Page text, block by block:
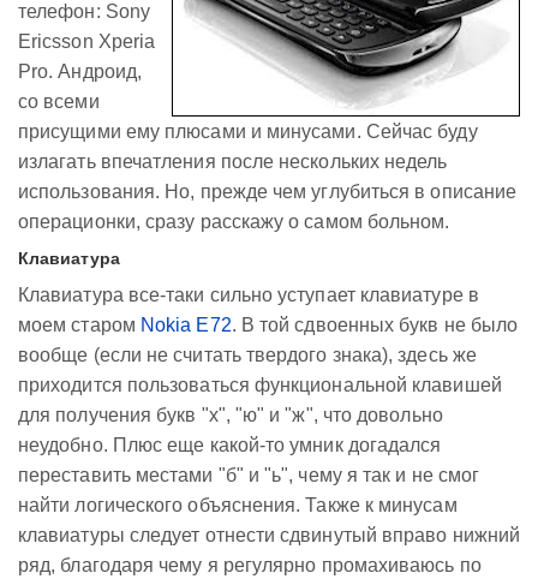
телефон: Sony
Ericsson Xperia
Pro. Андроид,
со всеми
присущими ему плюсами и минусами. Сейчас буду
излагать впечатления после нескольких недель
использования. Но, прежде чем углубиться в описание
операционки, сразу расскажу о самом больном.
Клавиатура
Клавиатура все-таки сильно уступает клавиатуре в
моем старом Nokia E72. В той сдвоенных букв не было
вообще (если не считать твердого знака), здесь же
приходится пользоваться функциональной клавишей
для получения букв "х", "ю" и "ж", что довольно
неудобно. Плюс еще какой-то умник догадался
переставить местами "б" и "ь", чему я так и не смог
найти логического объяснения. Также к минусам
клавиатуры следует отнести сдвинутый вправо нижний
ряд, благодаря чему я регулярно промахиваюсь по